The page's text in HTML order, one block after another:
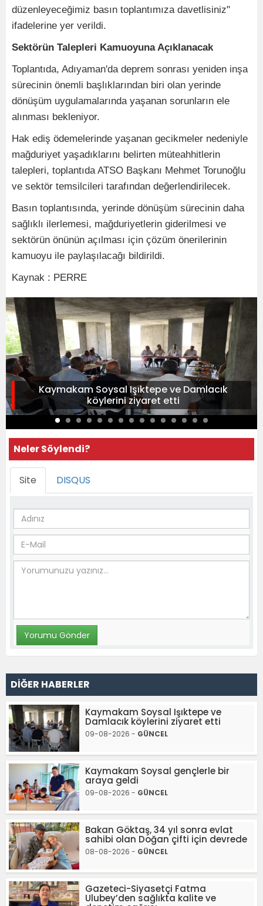
düzenleyeceğimiz basın toplantımıza davetlisiniz"
ifadelerine yer verildi.
Sektörün Talepleri Kamuoyuna Açıklanacak
Toplantıda, Adıyaman'da deprem sonrası yeniden inşa
sürecinin önemli başlıklarından biri olan yerinde
dönüşüm uygulamalarında yaşanan sorunların ele
alınması bekleniyor.
Hak ediş ödemelerinde yaşanan gecikmeler nedeniyle
mağduriyet yaşadıklarını belirten müteahhitlerin
talepleri, toplantıda ATSO Başkanı Mehmet Torunoğlu
ve sektör temsilcileri tarafından değerlendirilecek.
Basın toplantısında, yerinde dönüşüm sürecinin daha
sağlıklı ilerlemesi, mağduriyetlerin giderilmesi ve
sektörün önünün açılması için çözüm önerilerinin
kamuoyu ile paylaşılacağı bildirildi.
Kaynak : PERRE
Kaymakam Soysal Işıktepe ve Damlacık
köylerini ziyaret etti
Neler Söylendi?
Site DISQUS
DİĞER HABERLER
Kaymakam Soysal Işıktepe ve
Damlacık köylerini ziyaret etti
09-08-2026 - GÜNCEL
Kaymakam Soysal gençlerle bir
araya geldi
09-08-2026 - GÜNCEL
Bakan Göktaş, 34 yıl sonra evlat
sahibi olan Doğan çifti için devrede
08-08-2026 - GÜNCEL
Gazeteci-Siyasetçi Fatma
Ulubey’den sağlıkta kalite ve